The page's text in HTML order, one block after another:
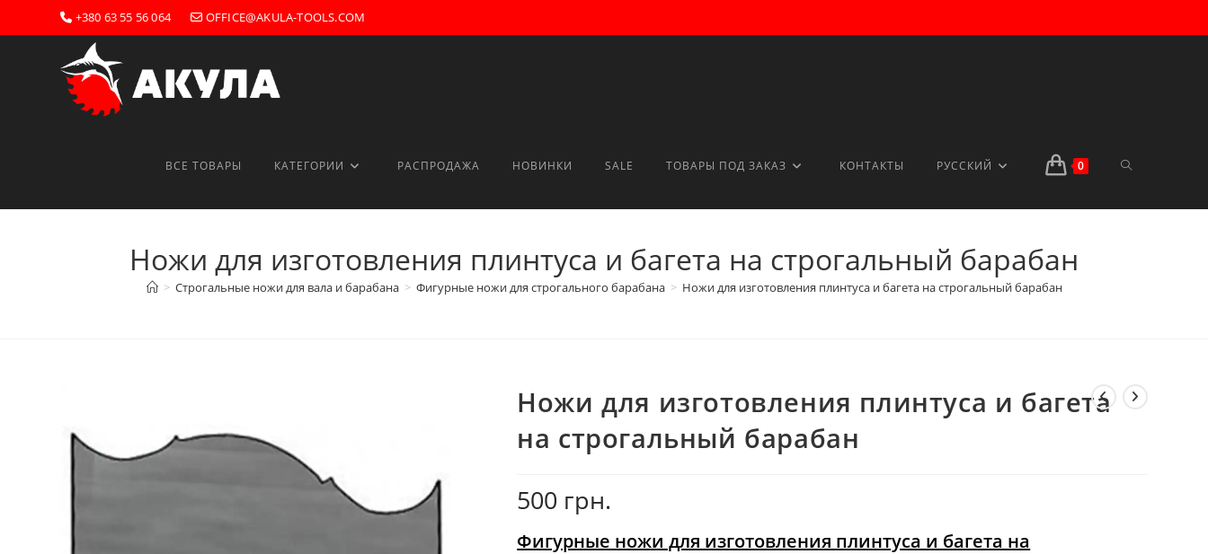
к
содержимому
+380 63 55 56 064 OFFICE@AKULA-TOOLS.COM
ВСЕ ТОВАРЫ КАТЕГОРИИ РАСПРОДАЖА НОВИНКИ SALE ТОВАРЫ ПОД ЗАКАЗ КОНТАКТЫ РУССКИЙ 0
Ножи для изготовления плинтуса и багета на строгальный барабан
> Строгальные ножи для вала и барабана > Фигурные ножи для строгального барабана > Ножи для изготовления плинтуса и багета на строгальный барабан
Ножи для изготовления плинтуса и багета
на строгальный барабан
500 грн.
Фигурные ножи для изготовления плинтуса и багета на